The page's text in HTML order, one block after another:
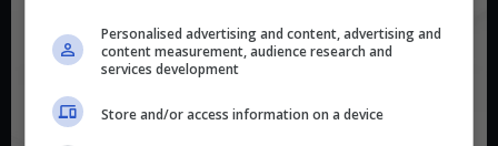
Personalised advertising and content, advertising and
content measurement, audience research and
services development
Store and/or access information on a device